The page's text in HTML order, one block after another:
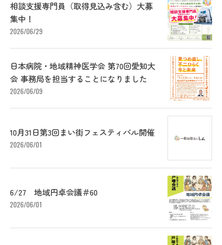
相談支援専門員（取得見込み含む）大募
集中！
2026/06/29
日本病院・地域精神医学会 第70回愛知大
会 事務局を担当することになりました
2026/06/09
10月31日第3回まい街フェスティバル開催
2026/06/01
6/27 地域円卓会議＃60
2026/06/01